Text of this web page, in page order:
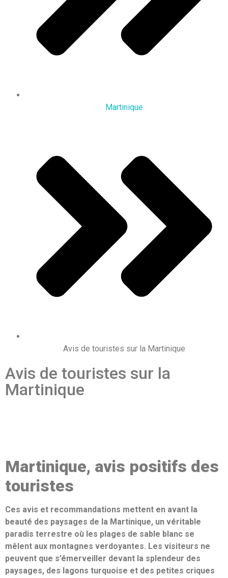
Martinique
Avis de touristes sur la Martinique
Avis de touristes sur la
Martinique
Martinique, avis positifs des
touristes
Ces avis et recommandations mettent en avant la
beauté des paysages de la Martinique, un véritable
paradis terrestre où les plages de sable blanc se
mêlent aux montagnes verdoyantes. Les visiteurs ne
peuvent que s’émerveiller devant la splendeur des
paysages, des lagons turquoise et des petites criques